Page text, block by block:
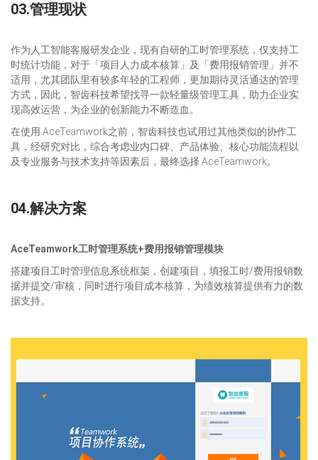
03.管理现状
作为人工智能客服研发企业，现有自研的工时管理系统，仅支持工
时统计功能，对于「项目人力成本核算」及「费用报销管理」并不
适用，尤其团队里有较多年轻的工程师，更加期待灵活通达的管理
方式，因此，智齿科技希望找寻一款轻量级管理工具，助力企业实
现高效运营，为企业的创新能力不断造血。
在使用 AceTeamwork之前，智齿科技也试用过其他类似的协作工
具，经研究对比，综合考虑业内口碑、产品体验、核心功能流程以
及专业服务与技术支持等因素后，最终选择 AceTeamwork。
04.解决方案
AceTeamwork工时管理系统+费用报销管理模块
搭建项目工时管理信息系统框架，创建项目，填报工时/费用报销数
据并提交/审核，同时进行项目成本核算，为绩效核算提供有力的数
据支持。